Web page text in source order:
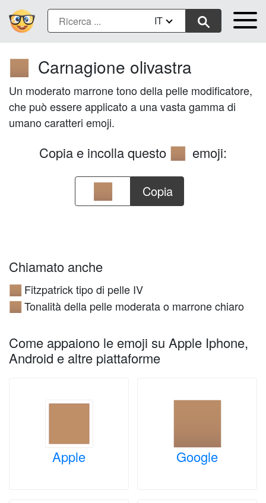
IT
Carnagione olivastra
Un moderato marrone tono della pelle modificatore,
che può essere applicato a una vasta gamma di
umano caratteri emoji.
Copia e incolla questo emoji:
Copia
Chiamato anche
Fitzpatrick tipo di pelle IV
Tonalità della pelle moderata o marrone chiaro
Come appaiono le emoji su Apple Iphone,
Android e altre piattaforme
Apple Google